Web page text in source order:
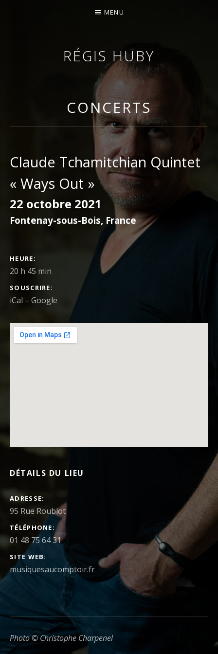
RÉGIS HUBY
VIOLONISTE – IMPROVISATEUR – COMPOSITEUR
MENU
CONCERTS
Claude Tchamitchian Quintet
« Ways Out »
22 octobre 2021
Fontenay-sous-Bois, France
DÉTAILS DU CONCERT
HEURE
20 h 45 min
SOUSCRIRE
iCal Google
DÉTAILS DU LIEU
ADRESSE
TÉLÉPHONE
01 48 75 64 31
SITE WEB
musiquesaucomptoir.fr
Photo © Christophe Charpenel